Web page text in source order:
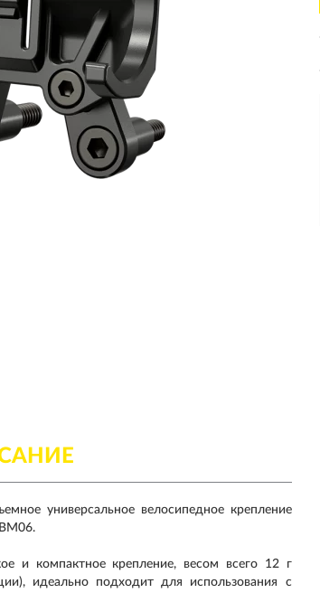
универсальное велосипедное крепление
и компактное крепление, весом всего 12 г
идеально подходит для использования с